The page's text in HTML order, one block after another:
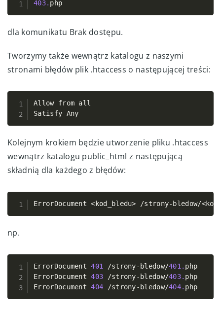
403. php
dla komunikatu Brak dostępu.
Tworzymy także wewnątrz katalogu z naszymi
stronami błędów plik .htaccess o następującej treści:
Allow from all
Satisfy Any
Kolejnym krokiem będzie utworzenie pliku .htaccess
wewnątrz katalogu public_html z następującą
składnią dla każdego z błędów:
ErrorDocument < kod_bledu> /strony- bledow/<
Copy
np.
ErrorDocument 401 /strony- bledow/401. php
ErrorDocument 403 /strony- bledow/403. php
ErrorDocument 404 /strony- bledow/404. php
Copy